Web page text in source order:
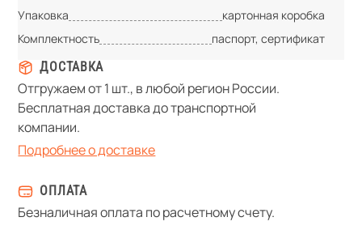
Упаковка
картонная коробка
Комплектность
паспорт, сертификат
ДОСТАВКА
Отгружаем от 1 шт., в любой регион России.
Бесплатная доставка до транспортной
компании.
Подробнее о доставке
ОПЛАТА
Безналичная оплата по расчетному счету.